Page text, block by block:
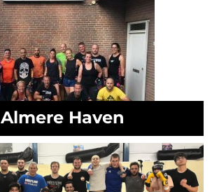
Almere Haven